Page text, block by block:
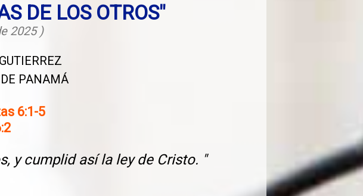
DE LOS OTROS"
2025 )
PANAMÁ
6:1-5
y cumplid así la ley de Cristo. "